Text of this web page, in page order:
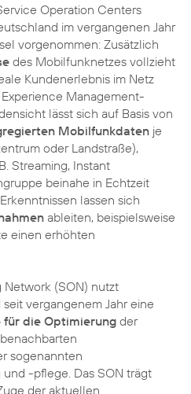
Operation Centers
im vergangenen Jahr
vorgenommen: Zusätzlich
des Mobilfunknetzes vollzieht
Kundenerlebnis im Netz
Management-
lässt sich auf Basis von
Mobilfunkdaten je
oder Landstraße),
Streaming, Instant
beinahe in Echtzeit
lassen sich
ableiten, beispielsweise
einen erhöhten
Network (SON) nutzt
vergangenem Jahr eine
für die Optimierungder
sogenannten
-pflege. Das SON trägt
der aktuellen